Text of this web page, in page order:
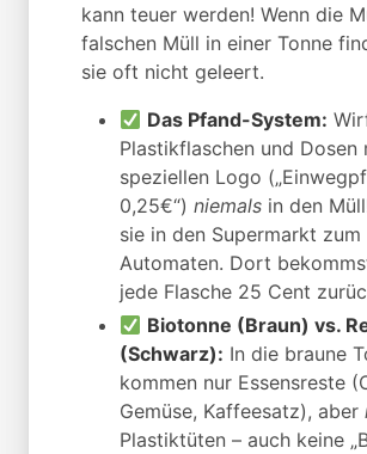
kann teuer werden! Wenn die
falschen Müll in einer Tonne
sie oft nicht geleert.
Das Pfand-System:
Plastikflaschen und Dosen
speziellen Logo
0,25€“) niemals in den
sie in den Supermarkt zum
Automaten. Dort
jede Flasche 25 Cent
Biotonne (Braun) vs.
(Schwarz): In die braune
kommen nur Essensreste
Gemüse, Kaffeesatz), aber
Plastiktüten – auch keine